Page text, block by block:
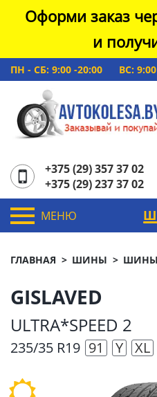
Оформи заказ
и
ПН - СБ: 9:00 -20:00 ВС:
+375 (29) 357 37 02
+375 (29) 237 37 02
МЕНЮ
ГЛАВНАЯ ШИНЫ ШИНЫ
GISLAVED
ULTRA*SPEED 2
235/35 R19 91 Y XL